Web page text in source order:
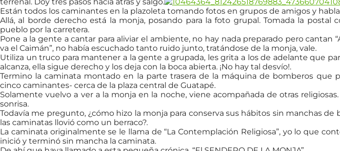
Están todos los caminantes en la plazoleta tomando fotos en grupos de amigos y
Allá, al borde derecho está la monja, posando para la foto grupal. Tomada la postal
pueblo por la carretera.
Pone a la gente a cantar para aliviar el ambiente, no hay nada preparado pero cantan
va el Caimán”, no había escuchado tanto ruido junto, tratándose de la monja, vale.
Utiliza un truco para mantener a la gente a grupada, les grita a los de adelante que
alcanza, ella sigue derecho y los deja con la boca abierta. ¡No hay tal desvío!.
Termino la caminata montado en la parte trasera de la máquina de bomberos que
cinco caminantes- cerca de la plaza central de Guatapé.
Solamente vuelvo a ver a la monja en la noche, viene acompañada de otras
sonrisa.
Todavía me pregunto, ¿cómo hizo la monja para conserva sus hábitos sin manchas de
las caminatas llovió como un berraco?.
La caminata originalmente se le llama de “La Contemplación Religiosa”, yo lo que
inició y terminó sin mancha la caminata.